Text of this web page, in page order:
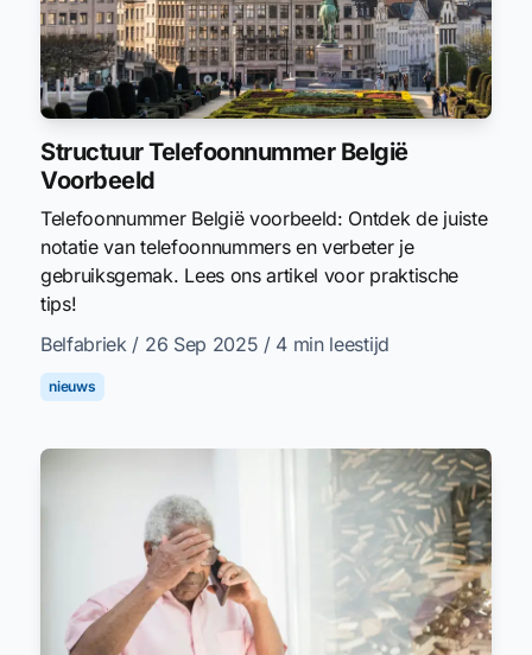
Structuur Telefoonnummer België
Voorbeeld
Telefoonnummer België voorbeeld: Ontdek de juiste
notatie van telefoonnummers en verbeter je
gebruiksgemak. Lees ons artikel voor praktische
tips!
Belfabriek / 26 Sep 2025 / 4 min leestijd
nieuws